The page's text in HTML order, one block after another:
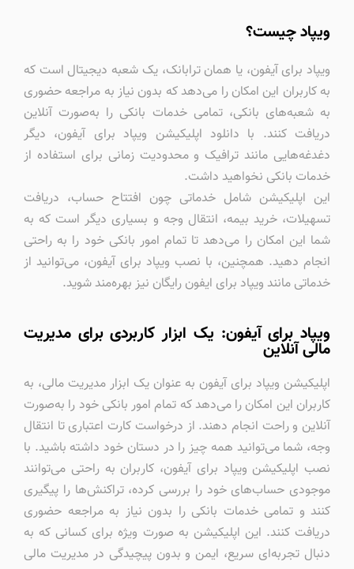
ویپاد چیست؟
ویپاد برای آیفون، یا همان ترابانک، یک شعبه دیجیتال است که
به کاربران این امکان را می‌دهد که بدون نیاز به مراجعه حضوری
به شعبه‌های بانکی، تمامی خدمات بانکی را به‌صورت آنلاین
دریافت کنند. با دانلود اپلیکیشن ویپاد برای آیفون، دیگر
دغدغه‌هایی مانند ترافیک و محدودیت زمانی برای استفاده از
خدمات بانکی نخواهید داشت.
این اپلیکیشن شامل خدماتی چون افتتاح حساب، دریافت
تسهیلات، خرید بیمه، انتقال وجه و بسیاری دیگر است که به
شما این امکان را می‌دهد تا تمام امور بانکی خود را به راحتی
انجام دهید. همچنین، با نصب ویپاد برای آیفون، می‌توانید از
خدماتی مانند ویپاد برای ایفون رایگان نیز بهره‌مند شوید.
ویپاد برای آیفون: یک ابزار کاربردی برای مدیریت
مالی آنلاین
اپلیکیشن ویپاد برای آیفون به عنوان یک ابزار مدیریت مالی، به
کاربران این امکان را می‌دهد که تمام امور بانکی خود را به‌صورت
آنلاین و راحت انجام دهند. از درخواست کارت اعتباری تا انتقال
وجه، شما می‌توانید همه چیز را در دستان خود داشته باشید. با
نصب اپلیکیشن ویپاد برای آیفون، کاربران به راحتی می‌توانند
موجودی حساب‌های خود را بررسی کرده، تراکنش‌ها را پیگیری
کنند و تمامی خدمات بانکی را بدون نیاز به مراجعه حضوری
دریافت کنند. این اپلیکیشن به صورت ویژه برای کسانی که به
دنبال تجربه‌ای سریع، ایمن و بدون پیچیدگی در مدیریت مالی